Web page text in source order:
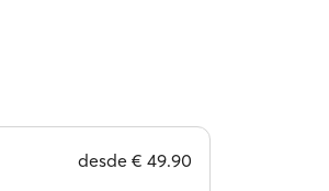
desde € 49.90